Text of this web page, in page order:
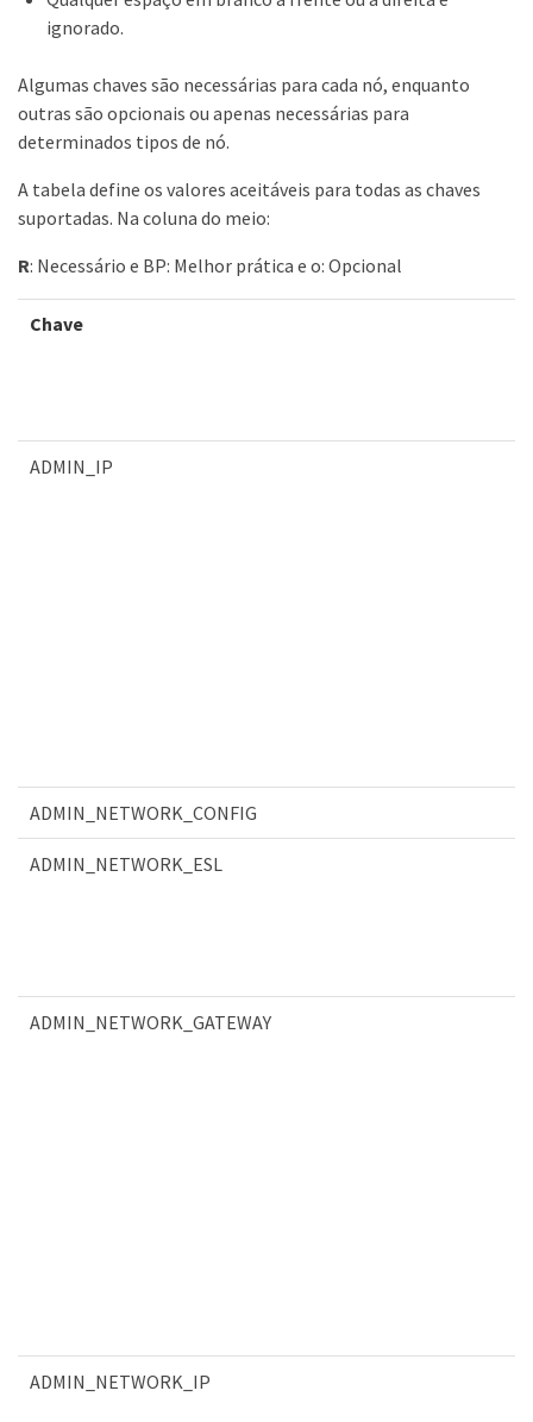
ignorado.
Algumas chaves são necessárias para cada nó, enquanto
outras são opcionais ou apenas necessárias para
determinados tipos de nó.
A tabela define os valores aceitáveis para todas as chaves
suportadas. Na coluna do meio:
R: Necessário e BP: Melhor prática e o: Opcional
Chave
ADMIN_IP
ADMIN_NETWORK_CONFIG
ADMIN_NETWORK_ESL
ADMIN_NETWORK_GATEWAY
ADMIN_NETWORK_IP